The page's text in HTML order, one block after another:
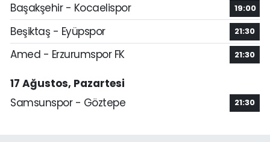
Başakşehir - Kocaelispor
19:00
Beşiktaş - Eyüpspor 21:30
Amed - Erzurumspor FK 21:30
17 Ağustos, Pazartesi
Samsunspor - Göztepe
21:30